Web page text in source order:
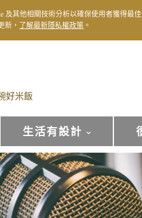
好米飯
生活有設計
及其他相關技術分析以確保使用者獲得最
新，
了解最新隱私權政策 。